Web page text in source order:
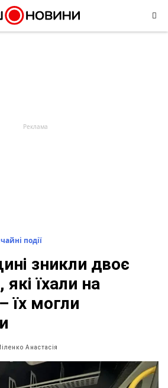
події
зникли двоє
які їхали на
їх могли
Анастасія